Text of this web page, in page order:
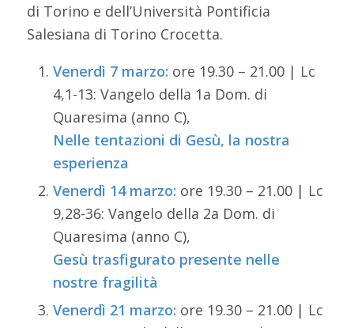
di Torino e dell’Università Pontificia
Salesiana di Torino Crocetta.
Venerdì 7 marzo: ore 19.30 – 21.00 | Lc
4,1-13: Vangelo della 1a Dom. di
Quaresima (anno C),
Nelle tentazioni di Gesù, la nostra
esperienza
Venerdì 14 marzo: ore 19.30 – 21.00 | Lc
9,28-36: Vangelo della 2a Dom. di
Quaresima (anno C),
Gesù trasfigurato presente nelle
nostre fragilità
Venerdì 21 marzo: ore 19.30 – 21.00 | Lc